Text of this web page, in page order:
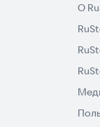
служба;
О